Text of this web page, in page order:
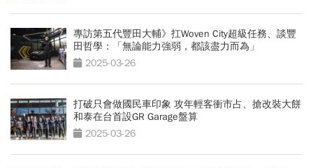
專訪第五代豐田大輔》扛Woven City超級任務、談豐
田哲學：「無論能力強弱，都該盡力而為」
2025-03-26
打破只會做國民車印象 攻年輕客衝市占、搶改裝大餅
和泰在台首設GR Garage盤算
2025-03-26